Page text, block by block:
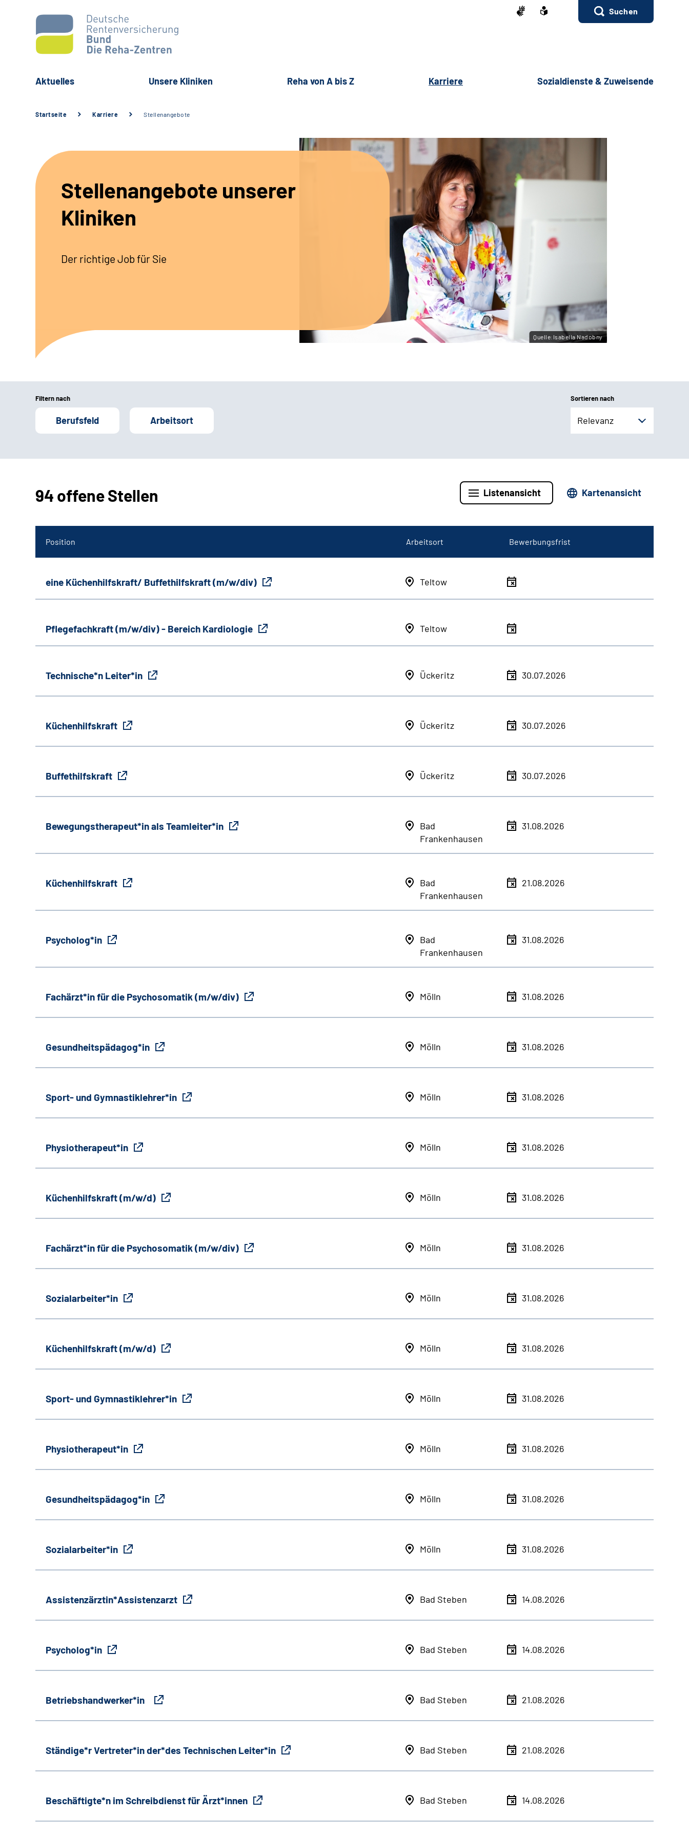
Suchen
Aktuelles Unsere Kliniken Reha von A bis Z Karriere Sozialdienste & Zuweisende
Startseite Karriere Stellenangebote
Stellenangebote unserer
Kliniken
Der richtige Job für Sie
Quelle:Isabella Nadobny
Filtern nach
Berufsfeld Arbeitsort
Sortieren nach
Relevanz
94 offene Stellen Listenansicht Kartenansicht
Position Arbeitsort Bewerbungsfrist
eine Küchenhilfskraft/ Buffethilfskraft (m/w/div) Teltow
Pflegefachkraft (m/w/div) - Bereich Kardiologie Teltow
Technische*n Leiter*in Ückeritz 30.07.2026
Küchenhilfskraft Ückeritz 30.07.2026
Buffethilfskraft Ückeritz 30.07.2026
Bewegungstherapeut*in als Teamleiter*in
Bad
Frankenhausen
31.08.2026
Küchenhilfskraft
Bad
Frankenhausen
21.08.2026
Psycholog*in
Bad
Frankenhausen
31.08.2026
Fachärzt*in für die Psychosomatik (m/w/div) Mölln 31.08.2026
Gesundheitspädagog*in Mölln 31.08.2026
Sport- und Gymnastiklehrer*in Mölln 31.08.2026
Physiotherapeut*in Mölln 31.08.2026
Küchenhilfskraft (m/w/d) Mölln 31.08.2026
Fachärzt*in für die Psychosomatik (m/w/div) Mölln 31.08.2026
Sozialarbeiter*in Mölln 31.08.2026
Küchenhilfskraft (m/w/d) Mölln 31.08.2026
Sport- und Gymnastiklehrer*in Mölln 31.08.2026
Physiotherapeut*in Mölln 31.08.2026
Gesundheitspädagog*in Mölln 31.08.2026
Sozialarbeiter*in Mölln 31.08.2026
Assistenzärztin*Assistenzarzt Bad Steben 14.08.2026
Psycholog*in Bad Steben 14.08.2026
Betriebshandwerker*in Bad Steben 21.08.2026
Ständige*r Vertreter*in der*des Technischen Leiter*in Bad Steben 21.08.2026
Beschäftigte*n im Schreibdienst für Ärzt*innen Bad Steben 14.08.2026